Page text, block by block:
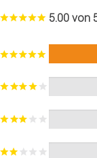
5.00 von